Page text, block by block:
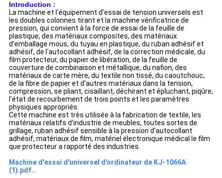
Introduction :
La machine et l'équipement d'essai de tension universels est
les doubles colonnes tirant et la machine vérificatrice de
pression, qui convient à la force de essai de la feuille de
plastique, des matériaux composites, des matériaux
d'emballage mous, du tuyau en plastique, du ruban adhésif et
adhésif, de l'autocollant adhésif, de la correction médicale, du
film protecteur, du papier de libération, de la feuille de
couverture de combinaison et métallique, du nafion, des
matériaux de carte mère, du textile non tissé, du caoutchouc,
de la fibre de papier et d'autres matériaux dans la tension,
compression, se pliant, cisaillant, déchirant et épluchant, piqûre,
l'état de recourbement de trois points et les paramètres
physiques appropriés.
Cette machine est très utilisée à la fabrication de textile, les
matériaux relatifs d'industrie de meubles, toutes sortes de
grillage, ruban adhésif sensible à la pression d'autocollant
adhésif, matériaux de film, matériel électronique médical le film
que protecteur a rapporté des industries.
Machine d'essai d'universel d'ordinateur de KJ-1066A
(1).pdf…